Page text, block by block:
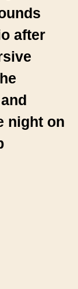
after
night on